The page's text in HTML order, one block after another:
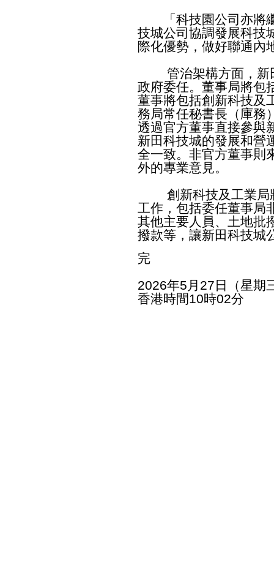
「科技園公司亦將繼
技城公司協調發展科技
際化優勢，做好聯通內
管治架構方面，新
政府委任。董事局將包
董事將包括創新科技及
務局常任秘書長（庫務
透過官方董事直接參與
新田科技城的發展和營
全一致。非官方董事則
外的專業意見。
創新科技及工業局
工作，包括委任董事局
其他主要人員、土地批
撥款等，讓新田科技城
完
2026年5月27日（星期
香港時間10時02分